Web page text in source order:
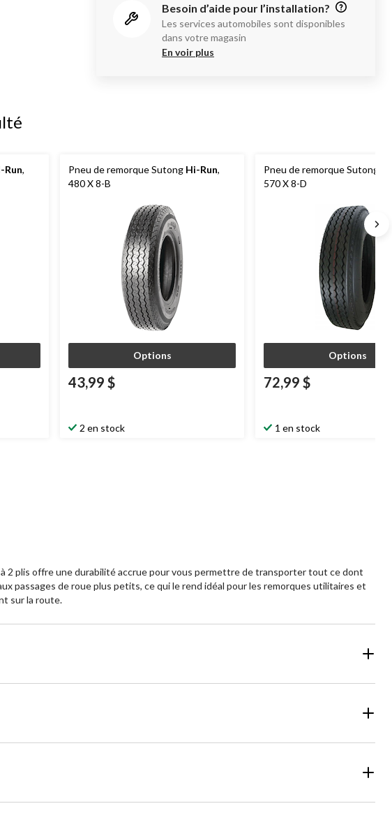
Besoin d’aide pour l’installation?
Les services automobiles sont disponibles
dans votre magasin
En voir plus
Run,
Pneu de remorque Sutong Hi-Run,
480 X 8-B
Options
43,99 $
2 en stock
Pneu de remorque Sutong
570 X 8-D
Options
72,99 $
1 en stock
2 plis offre une durabilité accrue pour vous permettre de transporter tout ce dont
passages de roue plus petits, ce qui le rend idéal pour les remorques utilitaires et
sur la route.